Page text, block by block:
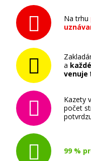
HP 131A,
Na trhu
a
venuje
Kazety
počet
99 %